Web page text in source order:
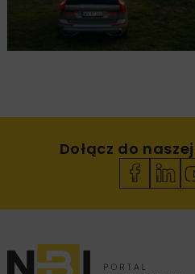
Dołącz do